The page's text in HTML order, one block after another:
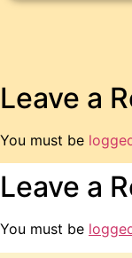
Leave a
You must be
Leave a
You must be